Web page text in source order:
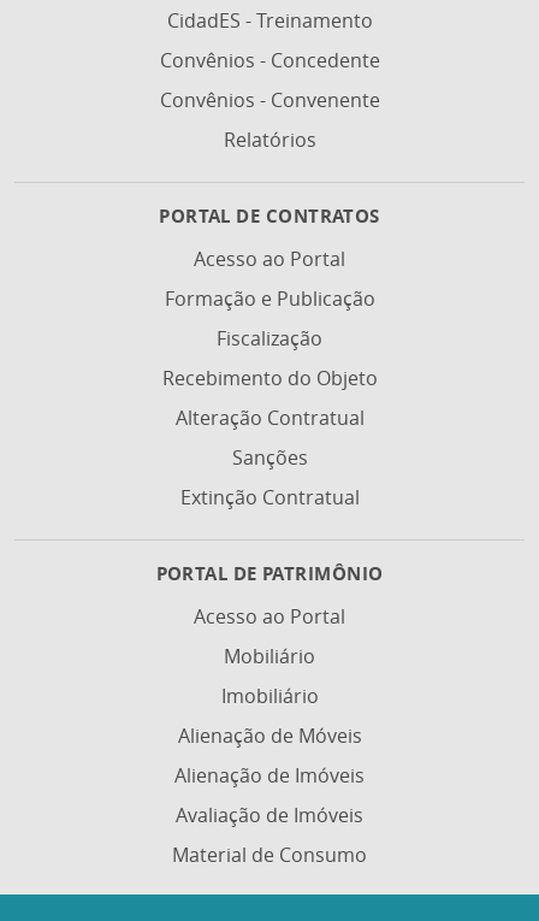
CidadES - Treinamento
Convênios - Concedente
Convênios - Convenente
Relatórios
PORTAL DE CONTRATOS
Acesso ao Portal
Formação e Publicação
Fiscalização
Recebimento do Objeto
Alteração Contratual
Sanções
Extinção Contratual
PORTAL DE PATRIMÔNIO
Acesso ao Portal
Mobiliário
Imobiliário
Alienação de Móveis
Alienação de Imóveis
Avaliação de Imóveis
Material de Consumo